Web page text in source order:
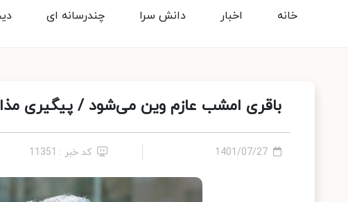
چندرسانه ای دانش سرا اخبار خانه
باقری امشب عازم وین می‌شود / پیگیری
1401/07/27 کد خبر : 11351